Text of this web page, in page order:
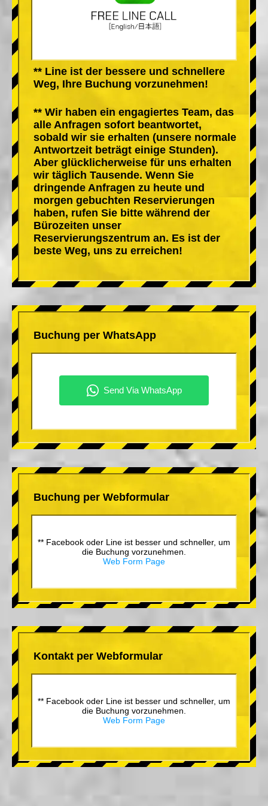
** Line ist der bessere und schnellere
Weg, Ihre Buchung vorzunehmen!
** Wir haben ein engagiertes Team, das
alle Anfragen sofort beantwortet,
sobald wir sie erhalten (unsere normale
Antwortzeit beträgt einige Stunden).
Aber glücklicherweise für uns erhalten
wir täglich Tausende. Wenn Sie
dringende Anfragen zu heute und
morgen gebuchten Reservierungen
haben, rufen Sie bitte während der
Bürozeiten unser
Reservierungszentrum an. Es ist der
beste Weg, uns zu erreichen!
Buchung per WhatsApp
Buchung per Webformular
** Facebook oder Line ist besser und schneller, um
die Buchung vorzunehmen.
Web Form Page
Kontakt per Webformular
** Facebook oder Line ist besser und schneller, um
die Buchung vorzunehmen.
Web Form Page